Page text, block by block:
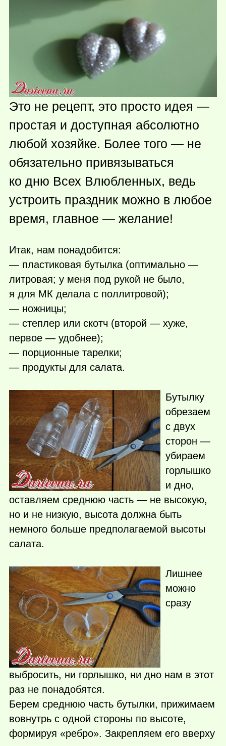
Это не рецепт, это просто идея —
простая и доступная абсолютно
любой хозяйке. Более того — не
обязательно привязываться
ко дню Всех Влюбленных, ведь
устроить праздник можно в любое
время, главное — желание!
Итак, нам понадобится:
— пластиковая бутылка (оптимально —
литровая; у меня под рукой не было,
я для МК делала с поллитровой);
— ножницы;
— степлер или скотч (второй — хуже,
первое — удобнее);
— порционные тарелки;
— продукты для салата.
Бутылку
обрезаем
с двух
сторон —
убираем
горлышко
и дно,
оставляем среднюю часть — не высокую,
но и не низкую, высота должна быть
немного больше предполагаемой высоты
салата.
Лишнее
можно
сразу
выбросить, ни горлышко, ни дно нам в этот
раз не понадобятся.
Берем среднюю часть бутылки, прижимаем
вовнутрь с одной стороны по высоте,
формируя «ребро». Закрепляем его вверху